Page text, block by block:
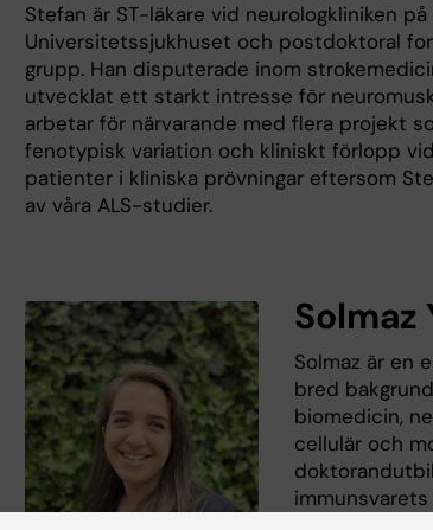
Stefan är ST-läkare vid neurologkliniken på
Universitetssjukhuset och postdoktoral
grupp. Han disputerade inom
utvecklat ett starkt intresse för
arbetar för närvarande med flera projekt
fenotypisk variation och kliniskt förlopp
patienter i kliniska prövningar eftersom
av våra ALS-studier.
Solmaz
Solmaz är en
bred
biomedicin,
cellulär och